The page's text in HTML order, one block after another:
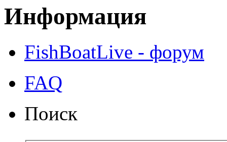
Информация
FishBoatLive - форум
FAQ
Поиск